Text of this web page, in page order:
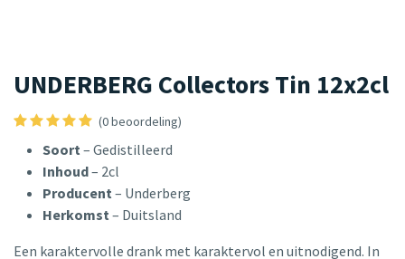
UNDERBERG Collectors Tin 12x2cl
(0 beoordeling)
Soort– Gedistilleerd
Inhoud– 2cl
Producent– Underberg
Herkomst– Duitsland
Een karaktervolle drank met karaktervol en uitnodigend. In